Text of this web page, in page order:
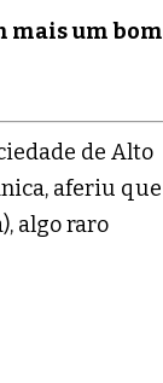
mais um bom
de Alto
aferiu que
algo raro